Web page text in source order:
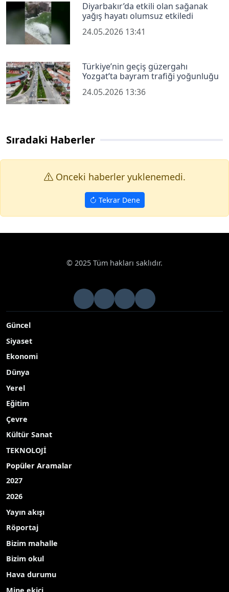
Diyarbakır’da etkili olan sağanak
yağış hayatı olumsuz etkiledi
24.05.2026 13:41
Türkiye’nin geçiş güzergahı
Yozgat’ta bayram trafiği yoğunluğu
24.05.2026 13:36
Sıradaki Haberler
Onceki haberler yuklenemedi.
Tekrar Dene
© 2025 Tüm hakları saklıdır.
Güncel
Siyaset
Ekonomi
Dünya
Yerel
Eğitim
Çevre
Kültür Sanat
TEKNOLOJİ
Popüler Aramalar
2027
2026
Yayın akışı
Röportaj
Bizim mahalle
Bizim okul
Hava durumu
Mine ekici